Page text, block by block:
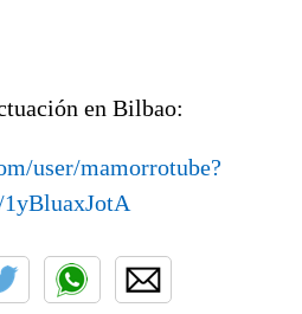
en Bilbao:
user/mamorrotube?